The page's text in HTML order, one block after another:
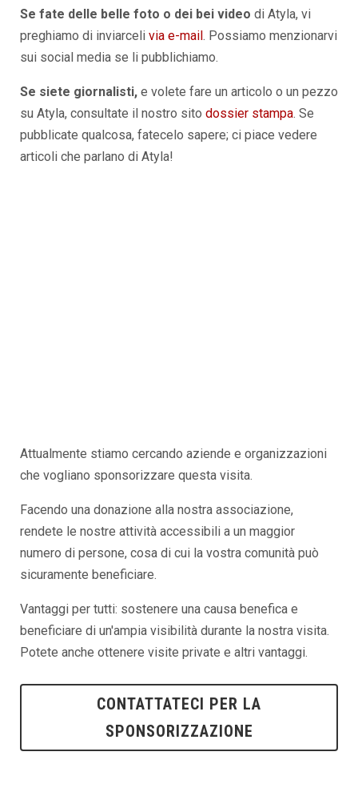
Se fate delle belle foto o dei bei video di Atyla, vi
preghiamo di inviarceli via e-mail. Possiamo menzionarvi
sui social media se li pubblichiamo.
Se siete giornalisti,e volete fare un articolo o un pezzo
su Atyla, consultate il nostro sito dossier stampa. Se
pubblicate qualcosa, fatecelo sapere; ci piace vedere
articoli che parlano di Atyla!
Attualmente stiamo cercando aziende e organizzazioni
che vogliano sponsorizzare questa visita.
Facendo una donazione alla nostra associazione,
rendete le nostre attività accessibili a un maggior
numero di persone, cosa di cui la vostra comunità può
sicuramente beneficiare.
Vantaggi per tutti: sostenere una causa benefica e
beneficiare di un'ampia visibilità durante la nostra visita.
Potete anche ottenere visite private e altri vantaggi.
CONTATTATECI PER LA
SPONSORIZZAZIONE